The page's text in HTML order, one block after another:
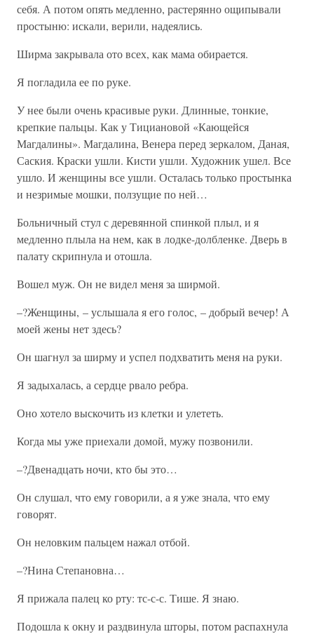
себя. А потом опять медленно, растерянно ощипывали
простыню: искали, верили, надеялись.
Ширма закрывала ото всех, как мама обирается.
Я погладила ее по руке.
У нее были очень красивые руки. Длинные, тонкие,
крепкие пальцы. Как у Тициановой «Кающейся
Магдалины». Магдалина, Венера перед зеркалом, Даная,
Саския. Краски ушли. Кисти ушли. Художник ушел. Все
ушло. И женщины все ушли. Осталась только простынка
и незримые мошки, ползущие по ней…
Больничный стул с деревянной спинкой плыл, и я
медленно плыла на нем, как в лодке-долбленке. Дверь в
палату скрипнула и отошла.
Вошел муж. Он не видел меня за ширмой.
–?Женщины, – услышала я его голос, – добрый вечер! А
моей жены нет здесь?
Он шагнул за ширму и успел подхватить меня на руки.
Я задыхалась, а сердце рвало ребра.
Оно хотело выскочить из клетки и улететь.
Когда мы уже приехали домой, мужу позвонили.
–?Двенадцать ночи, кто бы это…
Он слушал, что ему говорили, а я уже знала, что ему
говорят.
Он неловким пальцем нажал отбой.
–?Нина Степановна…
Я прижала палец ко рту: тс-с-с. Тише. Я знаю.
Подошла к окну и раздвинула шторы, потом распахнула